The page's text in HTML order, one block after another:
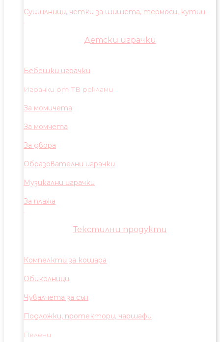
Сушилници, четки за шишета, термоси, кутии
Детски играчки
Бебешки играчки
Играчки от ТВ реклами
За момичета
За момчета
За двора
Образователни играчки
Музикални играчки
За плажа
Текстилни продукти
Компелкти за кошара
Обиколници
Чувалчета за сън
Подложки, протектори, чаршафи
Пелени